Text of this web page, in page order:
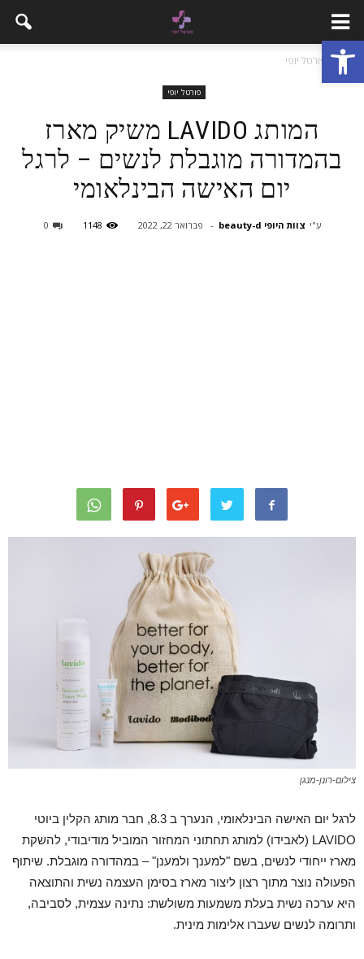
פתח סרגל נגישות
בית פורטל יופי
פורטל יופי
המותג LAVIDO משיק מארז
בהמדורה מוגבלת לנשים – לרגל
יום האישה הבינלאומי
ע"י צוות היופי beauty-d - פברואר 22, 2022 1148
0
צילום-רונן-מנגן
לרגל יום האישה הבינלאומי, הנערך ב 8.3, חבר מותג הקלין ביוטי
LAVIDO (לאבידו) למותג תחתוני המחזור המוביל מודיבודי, להשקת
מארז ייחודי לנשים, בשם "למענך ולמענן" – במהדורה מוגבלת. שיתוף
הפעולה נוצר מתוך רצון ליצור מארז בסימן העצמה נשית והתוצאה
היא ערכה נשית בעלת משמעות משולשת: נתינה עצמית, לסביבה,
ותרומה לנשים שעברו אלימות מינית.